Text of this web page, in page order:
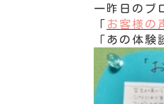
一昨日のブ
「 お客様の
「あの体